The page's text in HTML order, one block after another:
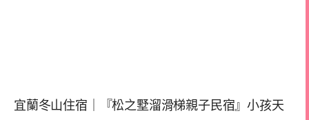
宜蘭冬山住宿｜『松之墅溜滑梯親子民宿』小孩天